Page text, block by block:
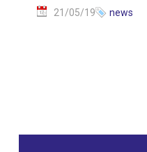
21/05/19 news